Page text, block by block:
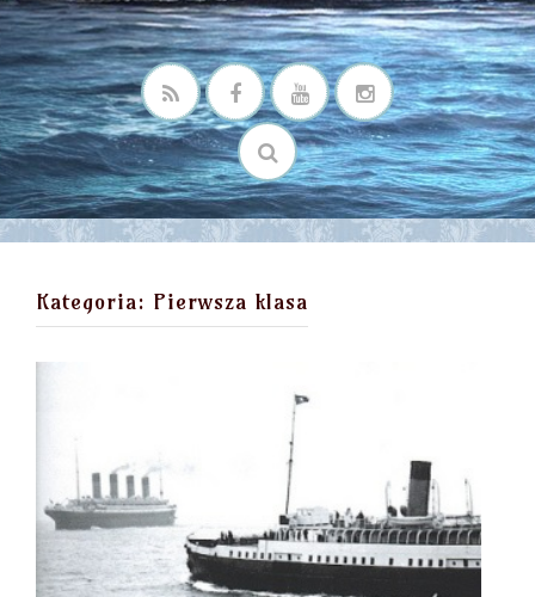
Kategoria: Pierwsza klasa